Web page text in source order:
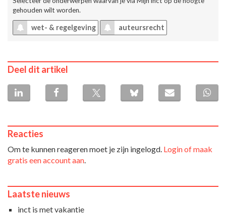
gehouden wilt worden.
wet- & regelgeving auteursrecht
Deel dit artikel
Reacties
Om te kunnen reageren moet je zijn ingelogd. Login of maak
gratis een account aan.
Laatste nieuws
inct is met vakantie